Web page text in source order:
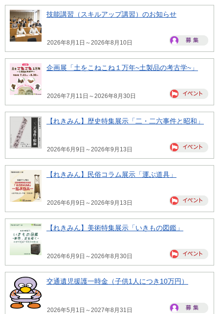
技能講習（スキルアップ講習）のお知らせ
2026年8月1日～2026年8月10日
企画展「土をこねこね１万年~土製品の考古学~」
2026年7月11日～2026年8月30日
【れきみん】歴史特集展示「二・二六事件と昭和」
2026年6月9日～2026年9月13日
【れきみん】民俗コラム展示「運ぶ道具」
2026年6月9日～2026年9月13日
【れきみん】美術特集展示「いきもの図鑑」
2026年6月9日～2026年8月30日
交通遺児援護一時金（子供1人につき10万円）
2026年5月1日～2027年8月31日